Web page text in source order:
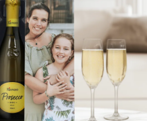
Zákazníci nás na Google Reviews
zdarma
v pár jednoduchých krokoch – s
alebo odkazom, ktorý naozaj
zbytočnosti, len veľa lásky pre ten